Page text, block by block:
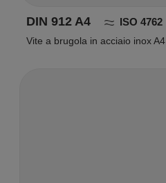
DIN 912 A4 ISO 4762
Vite a brugola in acciaio inox A4